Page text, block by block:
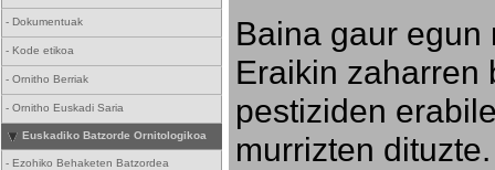
- Dokumentuak
- Kode etikoa
- Ornitho Berriak
- Ornitho Euskadi Saria
Euskadiko Batzorde Ornitologikoa
- Ezohiko Behaketen Batzordea
Baina gaur egun
Eraikin zaharren
pestiziden
murrizten dituzte.